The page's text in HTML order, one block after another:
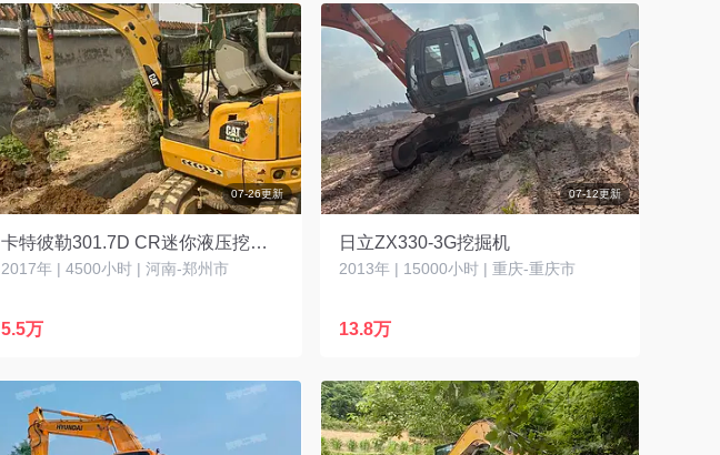
07-26更新
卡特彼勒301.7D CR迷你液压挖掘机
2017年 | 4500小时 | 河南-郑州市
5.5万
07-12更新
日立ZX330-3G挖掘机
2013年 | 15000小时 | 重庆-重庆市
13.8万